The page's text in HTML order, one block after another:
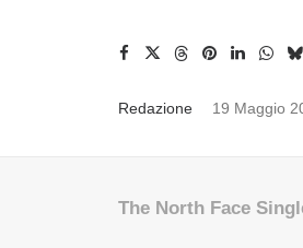
Redazione 19 Maggio
The North Face